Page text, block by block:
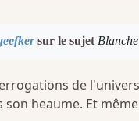
sur le sujet Blanche
de
son heaume. Et